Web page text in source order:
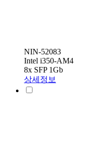
NIN-52083
Intel i350-AM4
8x SFP 1Gb
상세정보